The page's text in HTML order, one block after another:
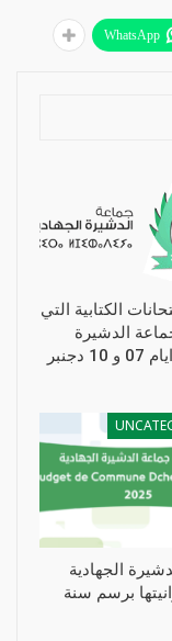
WhatsApp
الكتابية التي
الدشيرة
الجهادية ايام 07 و 10 دجنبر
الجهادية
برسم سنة